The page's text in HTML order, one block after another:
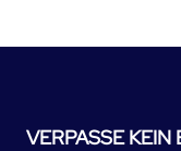
VERPASSE KEIN